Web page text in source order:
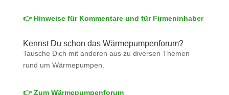
👉 Hinweise für Kommentare und für Firmeninhaber
Kennst Du schon das Wärmepumpenforum?
Tausche Dich mit anderen aus zu diversen Themen
rund um Wärmepumpen.
👉 Zum Wärmepumpenforum